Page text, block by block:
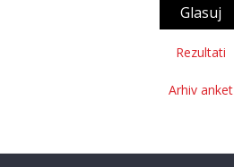
Rezultati
Arhiv anket